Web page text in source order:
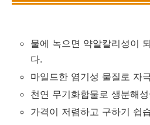
물에 녹으면 약알칼리성이
다.
마일드한 염기성 물질로 자
천연 무기화합물로 생분해
가격이 저렴하고 구하기 쉽